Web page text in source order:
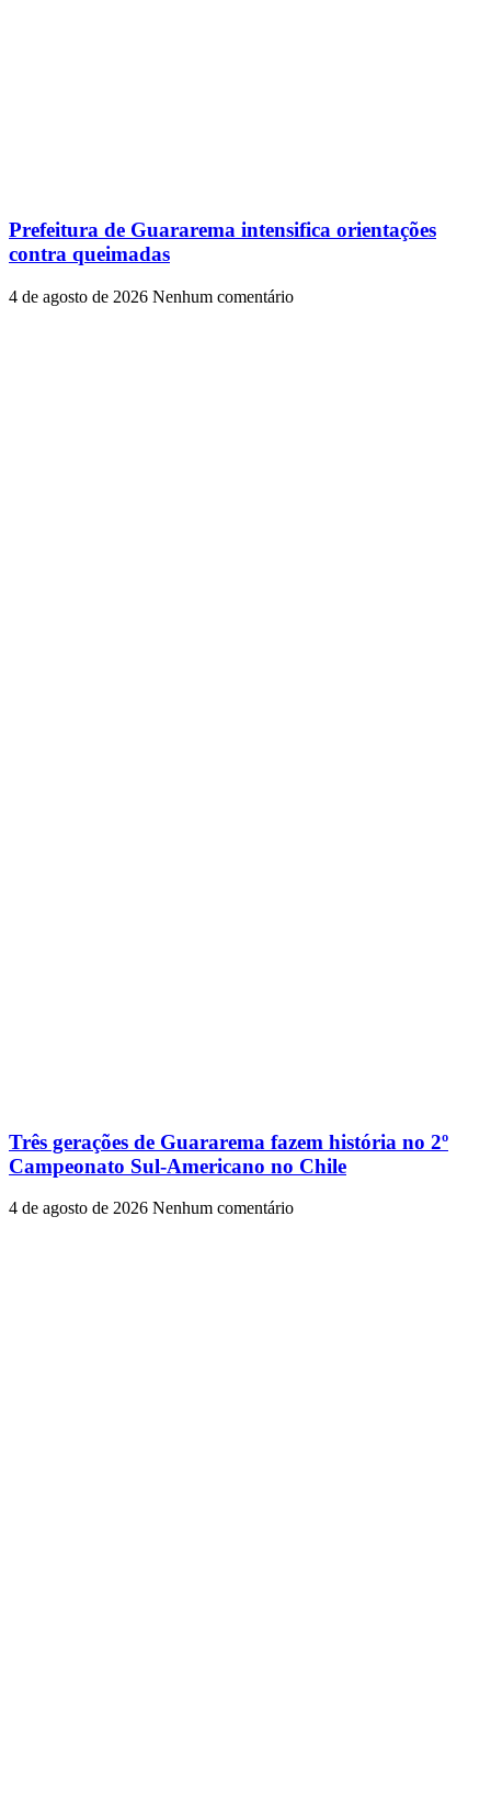
Prefeitura de Guararema intensifica orientações
contra queimadas
4 de agosto de 2026 Nenhum comentário
Três gerações de Guararema fazem história no 2º
Campeonato Sul-Americano no Chile
4 de agosto de 2026 Nenhum comentário